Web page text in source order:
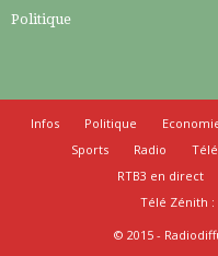
Politique
Infos Politique
Sports
Radio
RTB3 en direct
Télé Zénith :
© 2015 -